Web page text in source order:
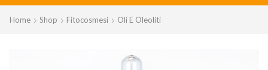
Home Shop Fitocosmesi Oli E Oleoliti